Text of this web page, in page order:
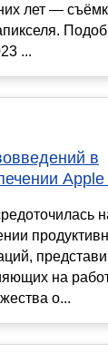
лет —
...
в
Apple
на
о...